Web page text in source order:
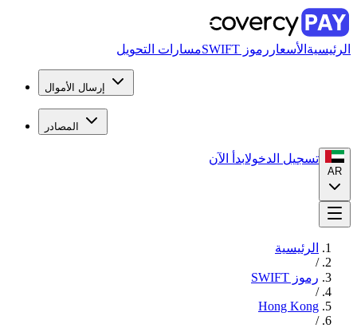
الرئيسية الأسعار رموز SWIFT مسارات التحويل
إرسال الأموال
المصادر
AR
تسجيل الدخولابدأ الآن
الرئيسية
/
رموز SWIFT
/
Hong Kong
/